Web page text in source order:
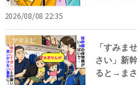
2026/08/08 22:35
ママトピ
「すみま
さい」新
ると→ま